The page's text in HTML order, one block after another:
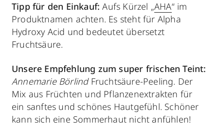
Tipp für den Einkauf: Aufs Kürzel „AHA“ im
Produktnamen achten. Es steht für Alpha
Hydroxy Acid und bedeutet übersetzt
Fruchtsäure.
Unsere Empfehlung zum super frischen Teint:
Annemarie BörlindFruchtsäure-Peeling. Der
Mix aus Früchten und Pflanzenextrakten für
ein sanftes und schönes Hautgefühl. Schöner
kann sich eine Sommerhaut nicht anfühlen!